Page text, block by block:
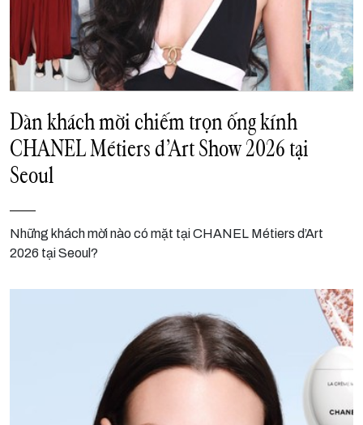
Dàn khách mời chiếm trọn ống kính
CHANEL Métiers d’Art Show 2026 tại
Seoul
Những khách mời nào có mặt tại CHANEL Métiers d’Art
2026 tại Seoul?